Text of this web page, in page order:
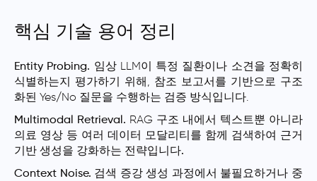
핵심 기술 용어 정리
Entity Probing. 임상 LLM이 특정 질환이나 소견을 정확히
식별하는지 평가하기 위해, 참조 보고서를 기반으로 구조
화된 Yes/No 질문을 수행하는 검증 방식입니다.
Multimodal Retrieval. RAG 구조 내에서 텍스트뿐 아니라
의료 영상 등 여러 데이터 모달리티를 함께 검색하여 근거
기반 생성을 강화하는 전략입니다.
Context Noise. 검색 증강 생성 과정에서 불필요하거나 중